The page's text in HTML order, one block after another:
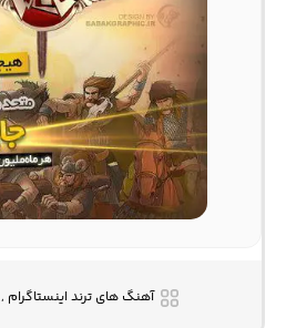
آهنگ های ترند